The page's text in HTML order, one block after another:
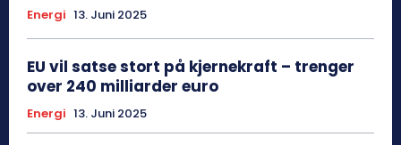
Energi 13. Juni 2025
EU vil satse stort på kjernekraft – trenger
over 240 milliarder euro
Energi 13. Juni 2025